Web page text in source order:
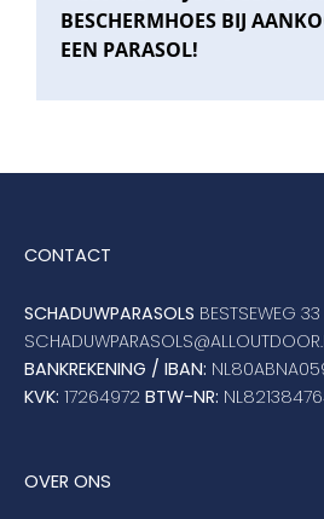
BESCHERMHOES BIJ
EEN PARASOL!
CONTACT
SCHADUWPARASOLS BESTSEWEG
BANKREKENING / IBAN:
KVK: 17264972 BTW-NR:
OVER ONS